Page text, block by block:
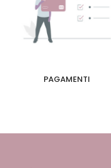
PAGAMENTI